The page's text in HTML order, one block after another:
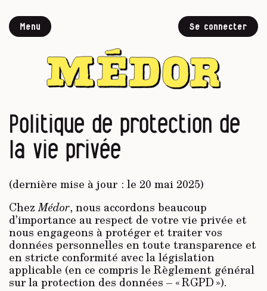
Menu Se connecter
Politique de protection de
la vie privée
(dernière mise à jour : le 20 mai 2025)
ChezMédor, nous accordons beaucoup
d’importance au respect de votre vie privée et
nous engageons à protéger et traiter vos
données personnelles en toute transparence et
en stricte conformité avec la législation
applicable (en ce compris le Règlement général
sur la protection des données – « RGPD »).